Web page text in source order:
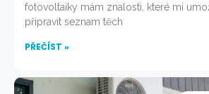
fotovoltaiky mám znalosti, které mi
připravit seznam těch
PŘEČÍST »